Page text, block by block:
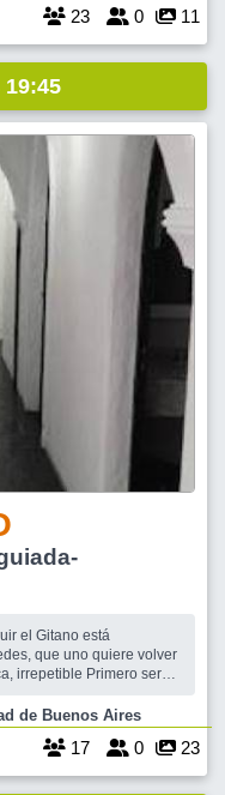
23 0 11
19:45
el Gitano está
que uno quiere volver
irrepetible Primero será
fina degustación de
Ciudad de Buenos Aires
17 0 23